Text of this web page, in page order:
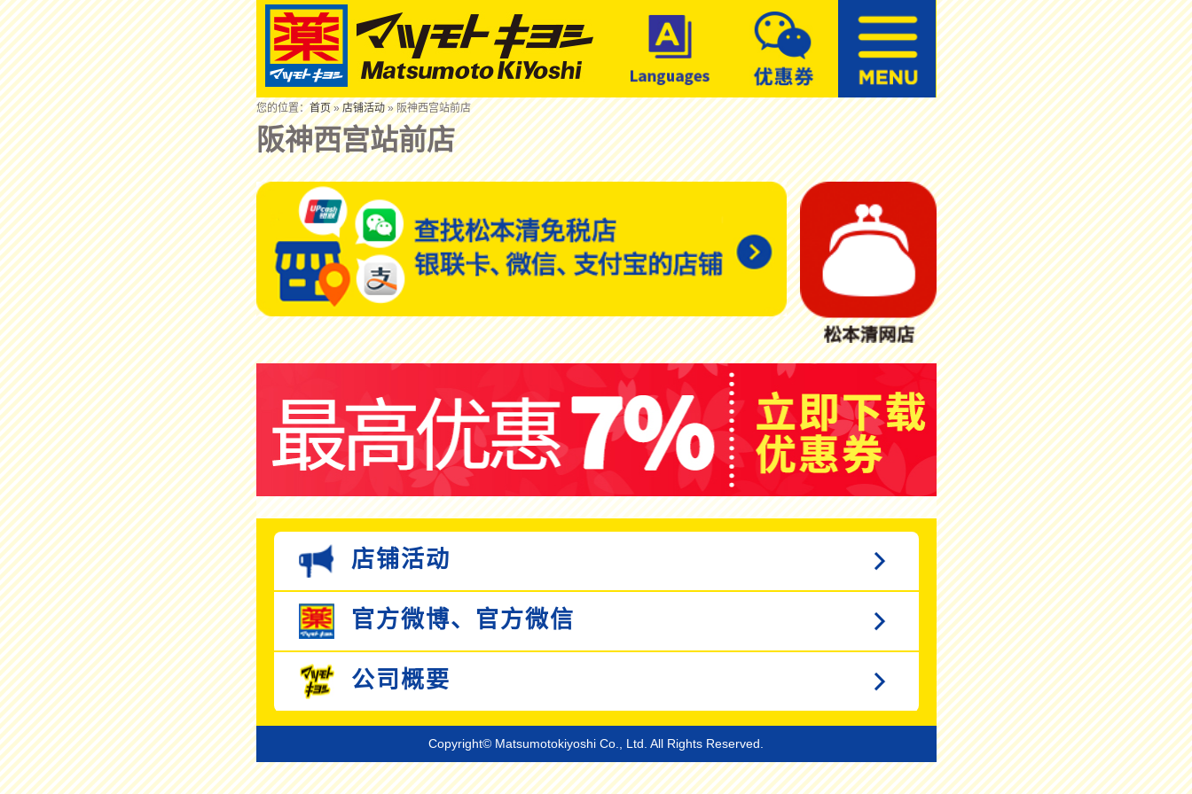
您的位置：首页»店铺活动» 阪神西宫站前店
阪神西宫站前店
店铺活动
官方微博、 官方微信
公司概要
Copyright© Matsumotokiyoshi Co., Ltd. All Rights Reserved.